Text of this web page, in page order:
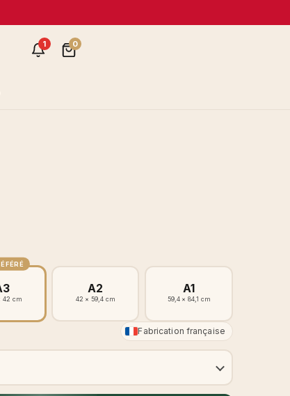
1 0
42 cm
A2
42 × 59,4 cm
A1
59,4 × 84,1 cm
Fabrication française